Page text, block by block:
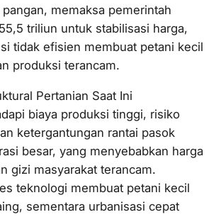
memaksa pemerintah
triliun untuk stabilisasi harga,
tidak efisien membuat petani kecil
produksi terancam.​
Pertanian Saat Ini
biaya produksi tinggi, risiko
ketergantungan rantai pasok
besar, yang menyebabkan harga
gizi masyarakat terancam.
teknologi membuat petani kecil
sementara urbanisasi cepat